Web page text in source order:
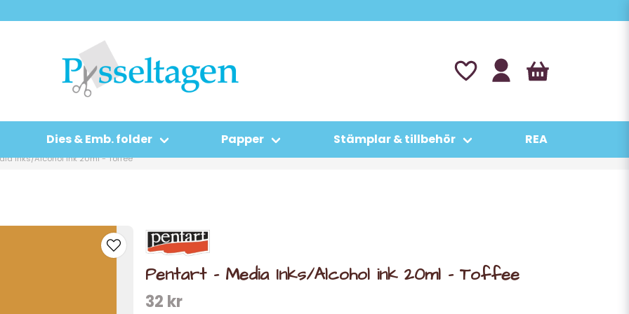
Dies & Emb. folder Papper Stämplar & tillbehör REA
Inks/Alcohol ink 20ml - Toffee
Pentart - Media Inks/Alcohol ink 20ml - Toffee
32 kr